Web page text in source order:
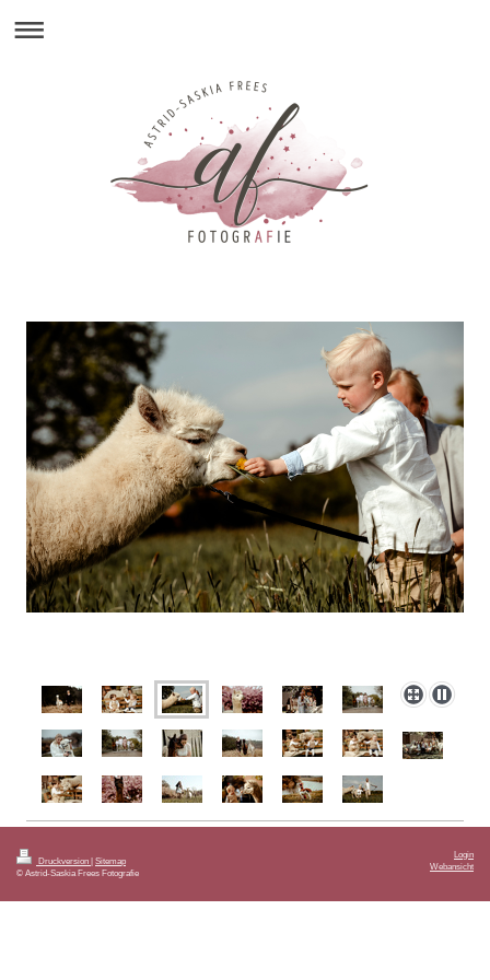
Druckversion | Sitemap
© Astrid-Saskia Frees Fotografie
Login
Webansicht